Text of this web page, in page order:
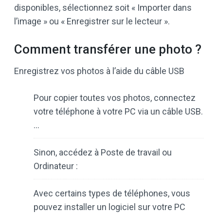
disponibles, sélectionnez soit « Importer dans
l’image » ou « Enregistrer sur le lecteur ».
Comment transférer une photo ?
Enregistrez vos photos à l’aide du câble USB
Pour copier toutes vos photos, connectez
votre téléphone à votre PC via un câble USB.
…
Sinon, accédez à Poste de travail ou
Ordinateur :
Avec certains types de téléphones, vous
pouvez installer un logiciel sur votre PC